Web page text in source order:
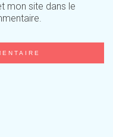
mon site dans le